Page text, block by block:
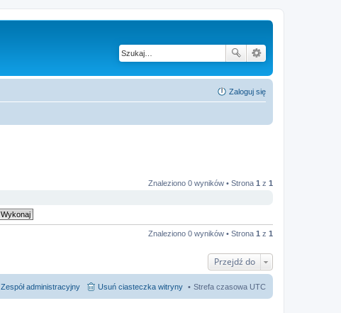
Zaloguj się
Znaleziono 0 wyników • Strona 1 z 1
Znaleziono 0 wyników • Strona 1 z 1
Przejdź do
Strefa czasowa UTC
Usuń ciasteczka witryny
Zespół administracyjny